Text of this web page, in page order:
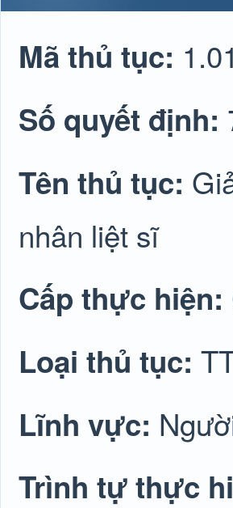
Mã thủ tục:
Số quyết định:
Tên thủ tục:
nhân liệt sĩ
Cấp thực hiện:
Loại thủ tục:
Lĩnh vực:
Trình tự thực